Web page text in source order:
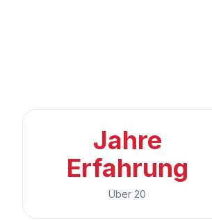
Jahre
Erfahrung
Über 20